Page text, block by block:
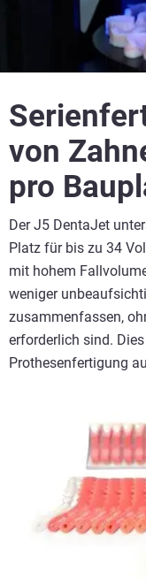
von
pro
Der J5 DentaJet
Platz für bis zu 34
mit hohem
weniger
zusammenfassen,
erforderlich sind.
Prothesenfertigung